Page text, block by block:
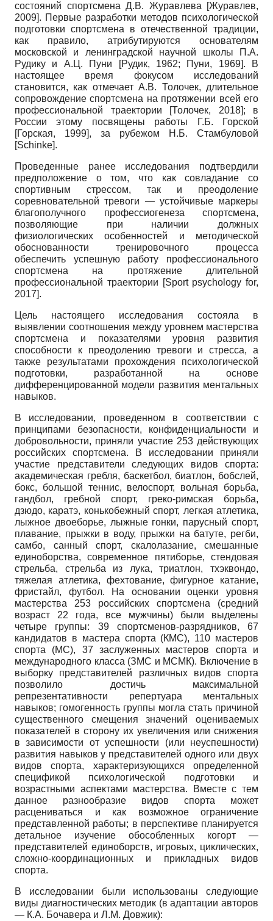
состояний спортсмена Д.В. Журавлева [Журавлев,
2009]. Первые разработки методов психологической
подготовки спортсмена в отечественной традиции,
как правило, атрибутируются основателям
московской и ленинградской научной школы П.А.
Рудику и А.Ц. Пуни
[Рудик, 1962; Пуни, 1969]. В
настоящее время фокусом исследований
становится, как отмечает А.В. Толочек, длительное
сопровождение спортсмена на протяжении всей его
профессиональной траектории
[Толочек, 2018]; в
России этому посвящены работы Г.Б. Горской
[Горская, 1999], за рубежом Н.Б. Стамбуловой
[Schinke].
Проведенные ранее исследования подтвердили
предположение о том, что как со­владание со
спортивным стрессом, так и преодоление
соревновательной тревоги — устойчивые маркеры
благополучного профессиогенеза спортсмена,
позволяющие при наличии должных
физиологических особенностей и методической
обоснованности тренировочного процесса
обеспечить успешную работу профессионального
спортсмена на протяжение длительной
профессиональной траектории [Sport psychology for,
2017].
Цель настоящего исследования состояла в
выявлении соотношения между уровнем мастерства
спортсмена и показателями уровня развития
способности к преодолению тревоги и стресса, а
также результатами прохождения психологической
подготовки, разработанной на основе
дифференцированной модели развития ментальных
навыков.
В исследовании, проведенном в соответствии с
принципами безопасности, конфиденциальности и
добровольности, приняли участие 253 действующих
российских спортсмена. В исследовании приняли
участие представители следующих видов спорта:
академическая гребля, баскетбол, биатлон, бобслей,
бокс, большой теннис, велоспорт, вольная борьба,
гандбол, гребной спорт, греко-римская борьба,
дзюдо, каратэ, конькобежный спорт, легкая атлетика,
лыжное двоеборье, лыжные гонки, парусный спорт,
плавание, прыжки в воду, прыжки на батуте, регби,
самбо, санный спорт, скалолазание, смешанные
единоборства, современное пятиборье, стендовая
стрельба, стрельба из лука, триатлон, тхэквондо,
тяжелая атлетика, фехтование, фигурное катание,
фристайл, футбол. На основании оценки уровня
мастерства 253 российских спортсмена (средний
возраст 22 года, все мужчины) были выделены
четыре группы: 39 спортсменов-разрядников, 67
кандидатов в мастера спорта (КМС), 110 мастеров
спорта (МС), 37 заслуженных мастеров спорта и
международного класса (ЗМС и МСМК). Включение в
выборку представителей различных видов спорта
позволило достичь максимальной
репрезентативности репертуара ментальных
навыков; гомогенность группы могла стать причиной
существенного смещения значений оцениваемых
показателей в сторону их увеличения или снижения
в зависимости от успешности (или неуспешности)
развития навыков у представителей одного или двух
видов спорта, характеризующихся определенной
спецификой психологической подготовки и
возрастными аспектами мастерства. Вместе с тем
данное разнообразие видов спорта может
расцениваться и как возможное ограничение
представленной работы; в перспективе планируется
детальное изучение обособленных когорт —
представителей единоборств, игровых, циклических,
сложно-координационных и прикладных видов
спорта.
В исследовании были использованы следующие
виды диагностических методик (в адаптации авторов
— К.А. Бочавера и Л.М. Довжик):